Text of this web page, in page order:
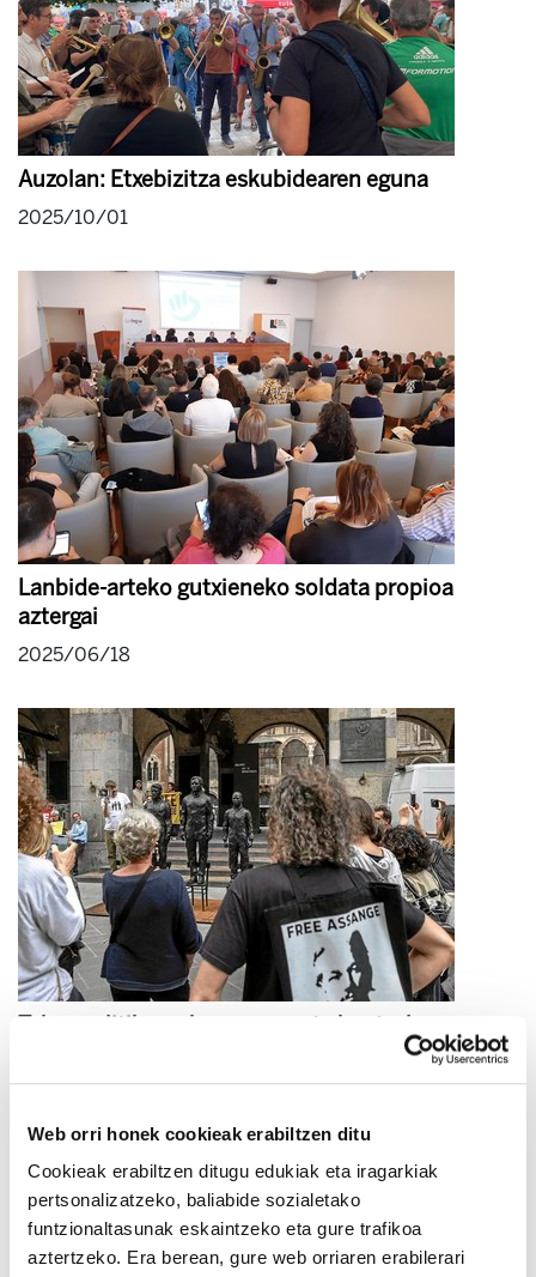
Web orri honek cookieak erabiltzen ditu
Cookieak erabiltzen ditugu edukiak eta iragarkiak
pertsonalizatzeko, baliabide sozialetako
funtzionaltasunak eskaintzeko eta gure trafikoa
aztertzeko. Era berean, gure web orriaren erabilerari
Auzolan: Etxebizitza eskubidearen eguna
2025/10/01
Lanbide-arteko gutxieneko soldata propioa
aztergai
2025/06/18
Teknopolitika: askapenaren eta kontrolaren
2025/06/17